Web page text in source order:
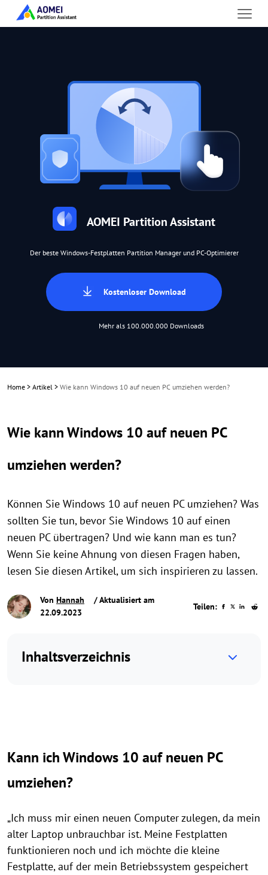
AOMEI Partition Assistant
Der beste Windows-Festplatten Partition Manager und PC-Optimierer
Kostenloser Download
Mehr als 100.000.000 Downloads
Home > Artikel > Wie kann Windows 10 auf neuen PC umziehen werden?
Wie kann Windows 10 auf neuen PC
umziehen werden?
Können Sie Windows 10 auf neuen PC umziehen? Was
sollten Sie tun, bevor Sie Windows 10 auf einen
neuen PC übertragen? Und wie kann man es tun?
Wenn Sie keine Ahnung von diesen Fragen haben,
lesen Sie diesen Artikel, um sich inspirieren zu lassen.
Von Hannah
/ Aktualisiert am
22.09.2023
Teilen:
Inhaltsverzeichnis
Kann ich Windows 10 auf neuen PC
umziehen?
„Ich muss mir einen neuen Computer zulegen, da mein
alter Laptop unbrauchbar ist. Meine Festplatten
funktionieren noch und ich möchte die kleine
Festplatte, auf der mein Betriebssystem gespeichert